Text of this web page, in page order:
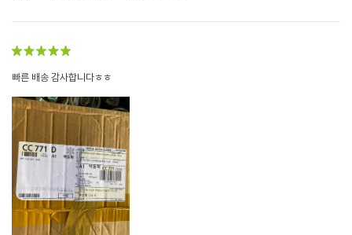
빠른 배송 감사합니다ㅎㅎ